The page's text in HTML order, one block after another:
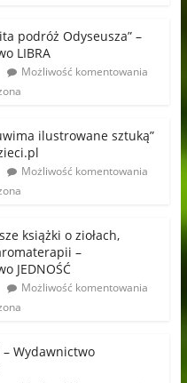
podróż Odyseusza” –
LIBRA
Możliwość komentowania
ilustrowane sztuką”
Możliwość komentowania
książki o ziołach,
–
JEDNOŚĆ
Możliwość komentowania
– Wydawnictwo